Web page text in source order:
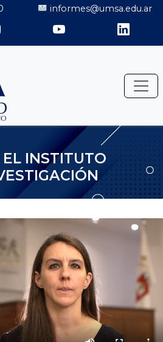
informes@umsa.edu.ar
INSTITUTO